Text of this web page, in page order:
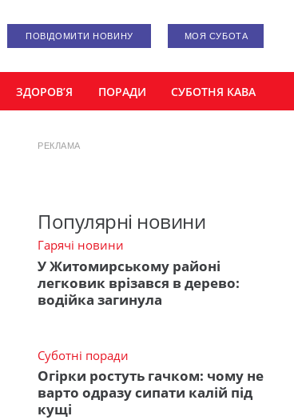
ПОВІДОМИТИ НОВИНУ МОЯ СУБОТА
ЗДОРОВ’Я ПОРАДИ СУБОТНЯ КАВА
РЕКЛАМА
Популярні новини
Гарячі новини
У Житомирському районі
легковик врізався в дерево:
водійка загинула
Суботні поради
Огірки ростуть гачком: чому не
варто одразу сипати калій під
кущі